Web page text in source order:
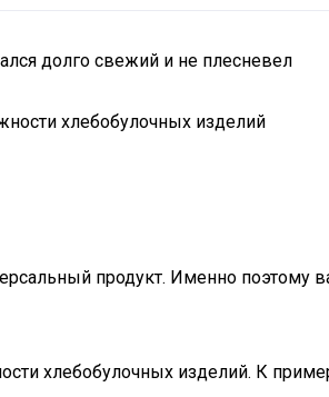
долго свежий и не плесневел
продукт. Именно поэтому
хлебобулочных изделий. К